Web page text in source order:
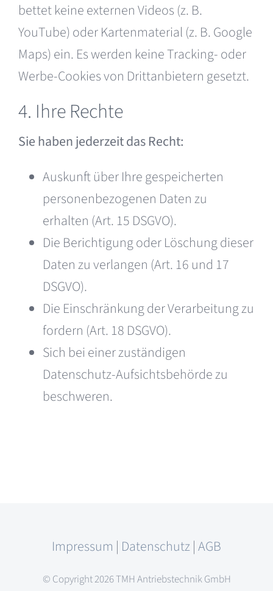
bettet keine externen Videos (z. B.
YouTube) oder Kartenmaterial (z. B. Google
Maps) ein. Es werden keine Tracking- oder
Werbe-Cookies von Drittanbietern gesetzt.
4. Ihre Rechte
Sie haben jederzeit das Recht:
Auskunft über Ihre gespeicherten
personenbezogenen Daten zu
erhalten (Art. 15 DSGVO).
Die Berichtigung oder Löschung dieser
Daten zu verlangen (Art. 16 und 17
DSGVO).
Die Einschränkung der Verarbeitung zu
fordern (Art. 18 DSGVO).
Sich bei einer zuständigen
Datenschutz-Aufsichtsbehörde zu
beschweren.
Impressum | Datenschutz|AGB
© Copyright 2026 TMH Antriebstechnik GmbH